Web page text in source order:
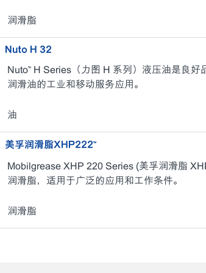
润滑脂
Nuto H 32
Nuto™ H Series（力图 H 系列）液压油是良
润滑油的工业和移动服务应用。
油
美孚润滑脂XHP222™
Mobilgrease XHP 220 Series (美孚润滑脂
润滑脂，适用于广泛的应用和工作条件。
润滑脂